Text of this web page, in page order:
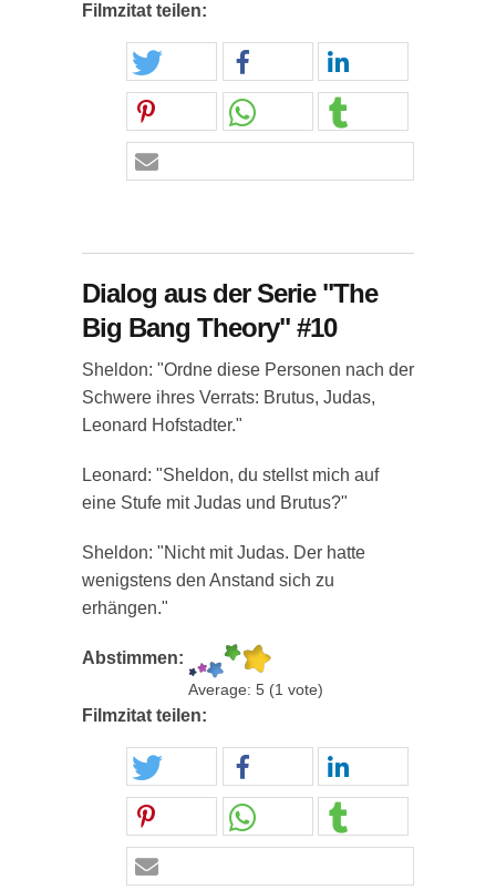
Filmzitat teilen:
Dialog aus der Serie "The
Big Bang Theory" #10
Sheldon: "Ordne diese Personen nach der
Schwere ihres Verrats: Brutus, Judas,
Leonard Hofstadter."
Leonard: "Sheldon, du stellst mich auf
eine Stufe mit Judas und Brutus?"
Sheldon: "Nicht mit Judas. Der hatte
wenigstens den Anstand sich zu
erhängen."
Abstimmen:
Average: 5 (1 vote)
Filmzitat teilen: